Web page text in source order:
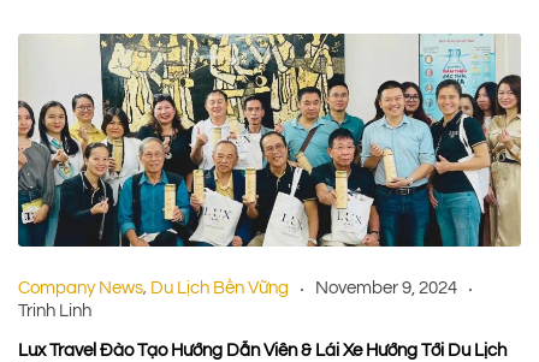
Company News, Du Lịch Bền Vững
November 9, 2024
Trinh Linh
Lux Travel Đào Tạo Hướng Dẫn Viên & Lái Xe Hướng Tới Du Lịch